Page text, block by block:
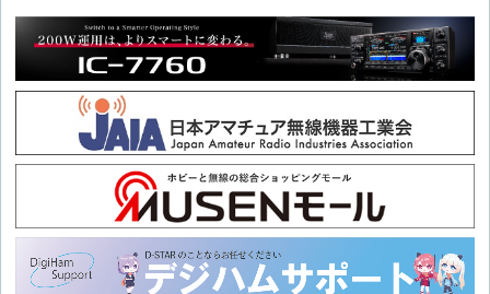
第84回 エレキー
第83回 スピーチコンプレッサー
第82回 長波JJY受信機
第81回 3.5MHzアンテナ
第80回 シニアスピーカー